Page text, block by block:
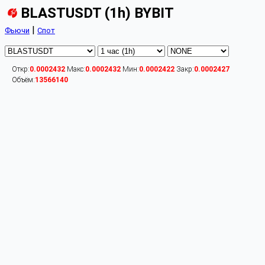
BLASTUSDT (1h) BYBIT
Фьючи | Спот
Откр:0.0002432 Макс:0.0002432 Мин:0.0002422 Закр:0.0002427
Объём:13566140